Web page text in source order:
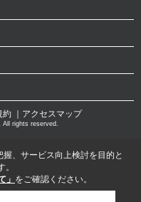
約 ｜アクセスマップ
All rights reserved.
、サービス向上検討を目的と
」 をご確認ください。